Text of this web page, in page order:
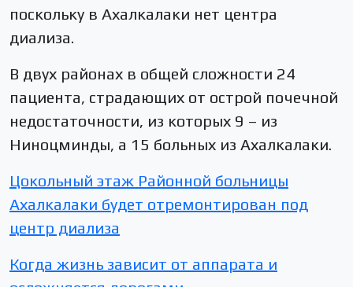
поскольку в Ахалкалаки нет центра
диализа.
В двух районах в общей сложности 24
пациента, страдающих от острой почечной
недостаточности, из которых 9 – из
Ниноцминды, а 15 больных из Ахалкалаки.
Цокольный этаж Районной больницы
Ахалкалаки будет отремонтирован под
центр диализа
Когда жизнь зависит от аппарата и